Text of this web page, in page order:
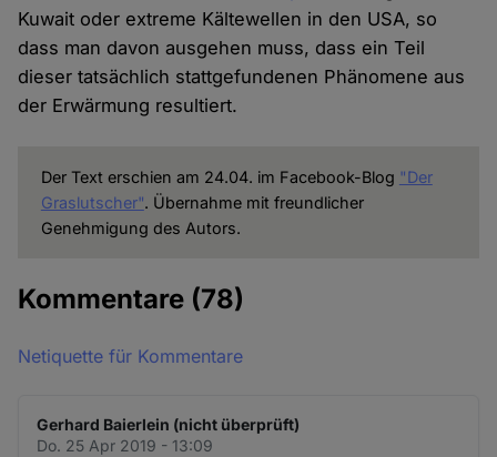
Kuwait oder extreme Kältewellen in den USA, so
dass man davon ausgehen muss, dass ein Teil
dieser tatsächlich stattgefundenen Phänomene aus
der Erwärmung resultiert.
Der Text erschien am 24.04. im Facebook-Blog "Der
Graslutscher". Übernahme mit freundlicher
Genehmigung des Autors.
Kommentare (78)
Netiquette für Kommentare
Gerhard Baierlein (nicht überprüft)
Do. 25 Apr 2019 - 13:09